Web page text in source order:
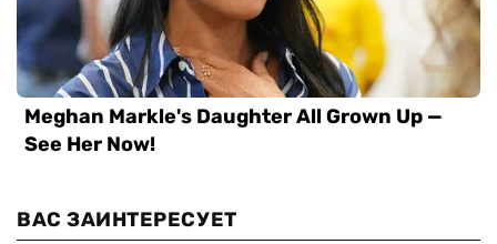
ВАС ЗАИНТЕРЕСУЕТ